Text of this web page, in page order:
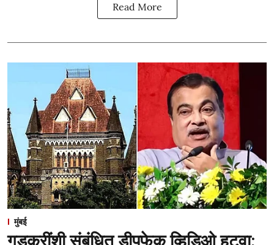
Read More
मुंबई
गडकरींशी संबंधित डीपफेक व्हिडिओ हटवा;